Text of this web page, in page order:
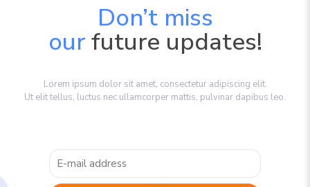
Don’t miss
ourfuture updates!
Lorem ipsum dolor sit amet, consectetur adipiscing elit.
Ut elit tellus, luctus nec ullamcorper mattis, pulvinar dapibus leo.